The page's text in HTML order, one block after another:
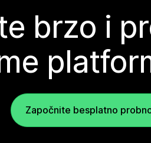
brzo i
Započnite besplatno